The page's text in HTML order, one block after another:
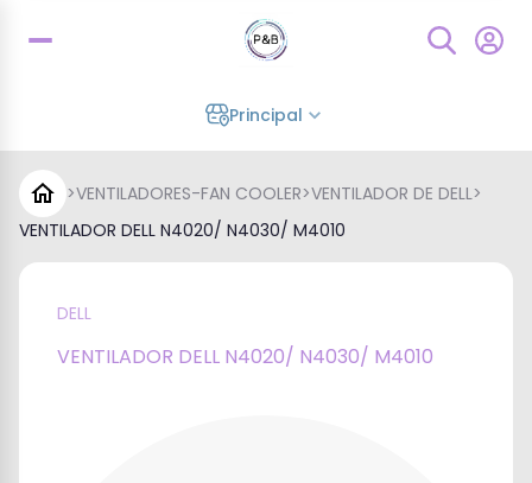
Principal
>VENTILADORES-FAN COOLER>VENTILADOR DE DELL>
VENTILADOR DELL N4020/ N4030/ M4010
DELL
VENTILADOR DELL N4020/ N4030/ M4010